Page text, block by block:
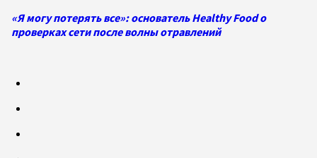
«Я могу потерять все»: основатель Healthy Food о
проверках сети после волны отравлений